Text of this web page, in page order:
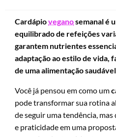
Cardápioveganosemanal é
equilibrado de refeições
garantem nutrientes
adaptação ao estilo de vida,
de uma alimentação
Você já pensou em como um
pode transformar sua rotina
de seguir uma tendência,
e praticidade em uma